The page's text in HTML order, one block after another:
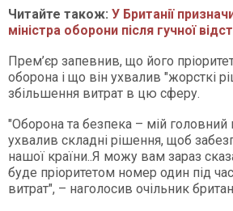
Читайте також: У Британії
міністра оборони після гучної
Прем’єр запевнив, що його
оборона і що він ухвалив "жорсткі
збільшення витрат в цю сферу.
"Оборона та безпека – мій головний
ухвалив складні рішення, щоб
нашої країни..Я можу вам зараз
буде пріоритетом номер один під
витрат", – наголосив очільник